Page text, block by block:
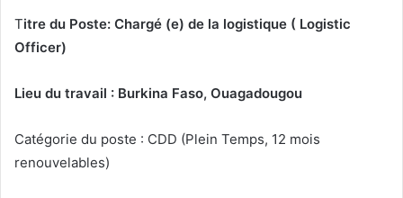
Titre du Poste: Chargé (e) de la logistique ( Logistic
Officer)
Lieu du travail : Burkina Faso, Ouagadougou
Catégorie du poste : CDD (Plein Temps, 12 mois
renouvelables)